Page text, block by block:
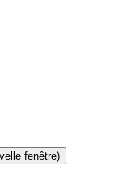
fenêtre)